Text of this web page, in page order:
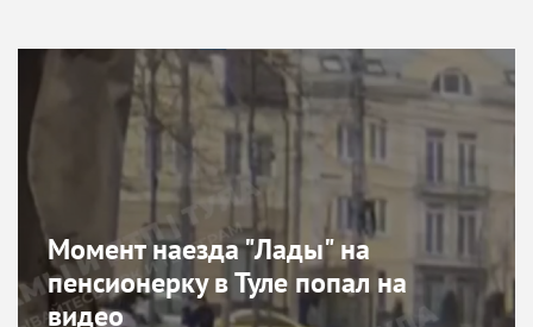
Момент наезда "Лады" на
пенсионерку в Туле попал на
видео